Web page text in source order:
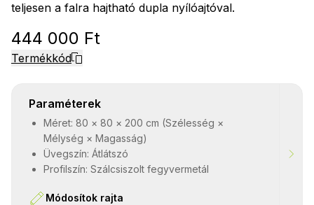
teljesen a falra hajtható dupla nyílóajtóval.
444 000 Ft
Termékkód
Paraméterek
Méret: 80 × 80 × 200 cm (Szélesség ×
Mélység × Magasság)
Üvegszín: Átlátszó
Profilszín: Szálcsiszolt fegyvermetál
Módosítok rajta